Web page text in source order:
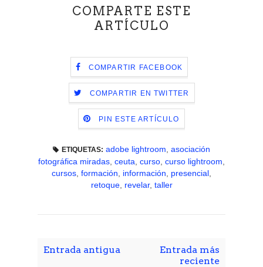
COMPARTE ESTE
ARTÍCULO
COMPARTIR FACEBOOK
COMPARTIR EN TWITTER
PIN ESTE ARTÍCULO
ETIQUETAS: adobe lightroom asociación
fotográfica miradas ceuta curso curso lightroom
cursos formación información presencial
retoque, revelar, taller
Entrada más
reciente
Entrada antigua